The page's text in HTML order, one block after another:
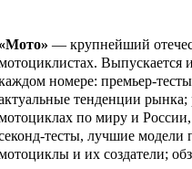
«Мото» — крупнейший
Выпускается
номере: премьер-
тенденции
по миру и
тесты, лучшие модели
и их создатели;